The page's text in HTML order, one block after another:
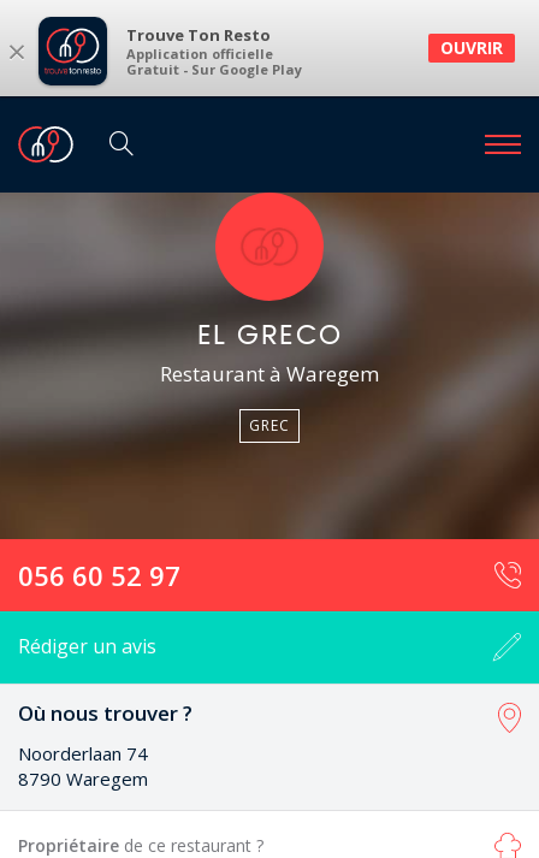
× Trouve Ton Resto
Application officielle
Gratuit - Sur Google Play
OUVRIR
EL GRECO
Restaurant à Waregem
GREC
056 60 52 97
Rédiger un avis
Où nous trouver ?
Noorderlaan 74
8790 Waregem
Propriétaire de ce restaurant ?